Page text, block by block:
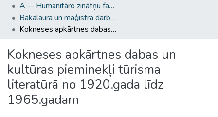
A -- Humanitāro zinātņu fakultāte / Faculty of Humanities
Bakalaura un maģistra darbi (HZF) / Bachelor's and Master's theses
Kokneses apkārtnes dabas un kultūras pieminekļi tūrisma literatūrā no 1920.gada līdz 1965.gadam
Kokneses apkārtnes dabas un
kultūras pieminekļi tūrisma
literatūrā no 1920.gada līdz
1965.gadam